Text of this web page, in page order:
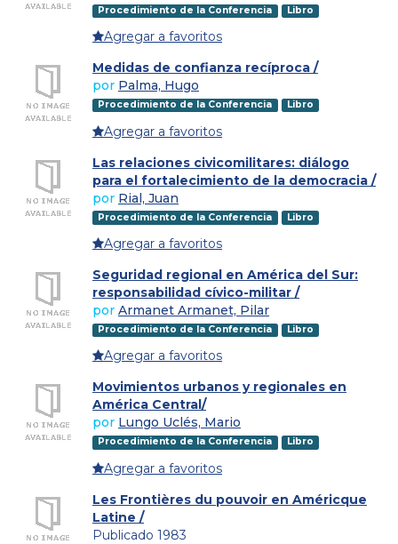
Procedimiento de la Conferencia Libro
Agregar a favoritos
Medidas de confianza recíproca /
por Palma, Hugo
Procedimiento de la Conferencia Libro
Agregar a favoritos
Las relaciones civicomilitares: diálogo
para el fortalecimiento de la democracia /
por Rial, Juan
Procedimiento de la Conferencia Libro
Agregar a favoritos
Seguridad regional en América del Sur:
responsabilidad cívico-militar /
por Armanet Armanet, Pilar
Procedimiento de la Conferencia Libro
Agregar a favoritos
Movimientos urbanos y regionales en
América Central/
por Lungo Uclés, Mario
Procedimiento de la Conferencia Libro
Agregar a favoritos
Les Frontières du pouvoir en Américque
Latine /
Publicado 1983